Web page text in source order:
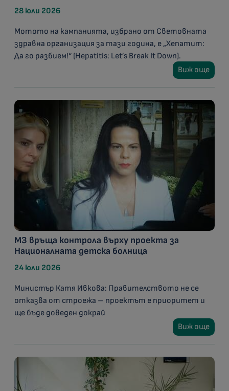
28 юли 2026
Мотото на кампанията, избрано от Световната
здравна организация за тази година, е „Хепатит:
Да го разбием!“ (Hepatitis: Let’s Break It Down).
Виж още
МЗ връща контрола върху проекта за
Националната детска болница
24 юли 2026
Министър Катя Ивкова: Правителството не се
отказва от строежа – проектът е приоритет и
ще бъде доведен докрай
Виж още